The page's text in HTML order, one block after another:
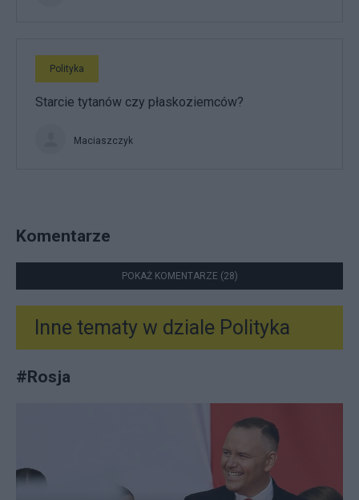
Polityka
Starcie tytanów czy płaskoziemców?
Maciaszczyk
Komentarze
POKAŻ KOMENTARZE (28)
Inne tematy w dziale Polityka
#Rosja